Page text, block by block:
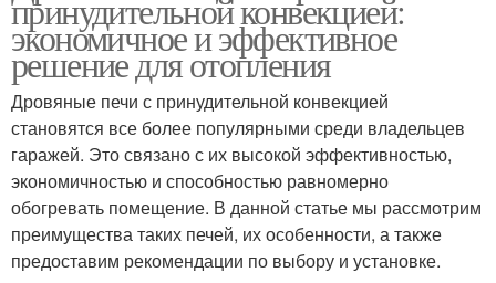
принудительной конвекцией:
экономичное и эффективное
решение для отопления
Дровяные печи с принудительной конвекцией
становятся все более популярными среди владельцев
гаражей. Это связано с их высокой эффективностью,
экономичностью и способностью равномерно
обогревать помещение. В данной статье мы рассмотрим
преимущества таких печей, их особенности, а также
предоставим рекомендации по выбору и установке.